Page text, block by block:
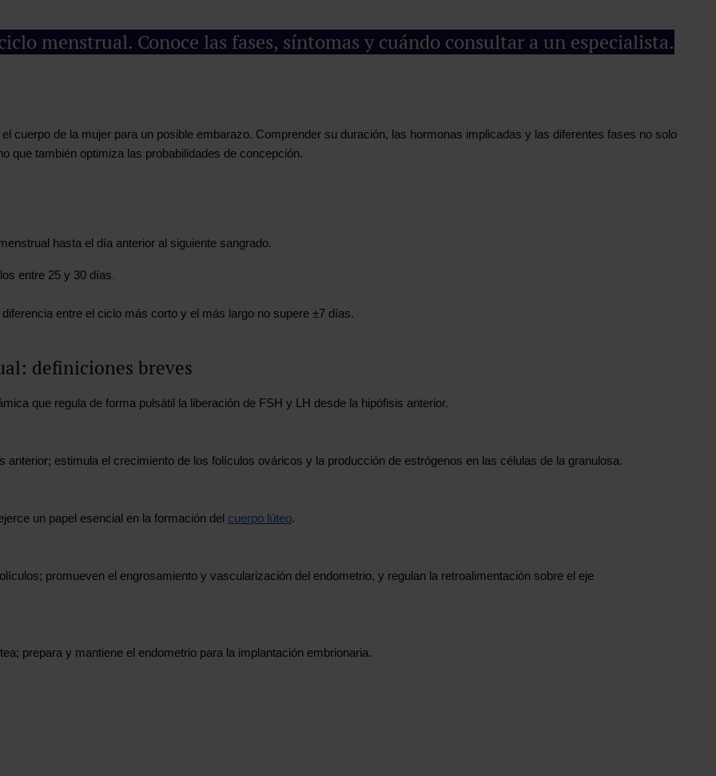
menstrual. Conoce las fases, síntomas y cuándo consultar a un especialista.
cuerpo de la mujer para un posible embarazo. Comprender su duración, las hormonas implicadas y las diferentes fases no solo
que también optimiza las probabilidades de concepción.
hasta el día anterior al siguiente sangrado.
entre 25 y 30 días.
entre el ciclo más corto y el más largo no supere ±7 días.
definiciones breves
que regula de forma pulsátil la liberación de FSH y LH desde la hipófisis anterior.
anterior; estimula el crecimiento de los folículos ováricos y la producción de estrógenos en las células de la granulosa.
un papel esencial en la formación del cuerpo lúteo.
promueven el engrosamiento y vascularización del endometrio, y regulan la retroalimentación sobre el eje
prepara y mantiene el endometrio para la implantación embrionaria.